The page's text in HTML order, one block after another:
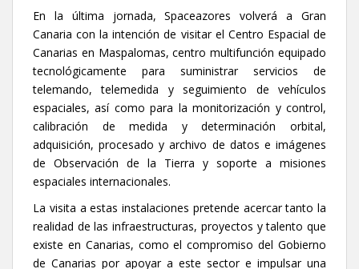
En la última jornada, Spaceazores volverá a Gran
Canaria con la intención de visitar el Centro Espacial de
Canarias en Maspalomas, centro multifunción equipado
tecnológicamente para suministrar servicios de
telemando, telemedida y seguimiento de vehículos
espaciales, así como para la monitorización y control,
calibración de medida y determinación orbital,
adquisición, procesado y archivo de datos e imágenes
de Observación de la Tierra y soporte a misiones
espaciales internacionales.
La visita a estas instalaciones pretende acercar tanto la
realidad de las infraestructuras, proyectos y talento que
existe en Canarias, como el compromiso del Gobierno
de Canarias por apoyar a este sector e impulsar una